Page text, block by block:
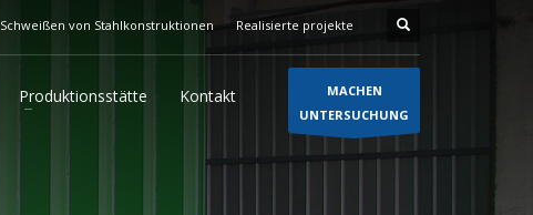
Schweißen von Stahlkonstruktionen Realisierte projekte
Produktionsstätte Kontakt
MACHEN
UNTERSUCHUNG